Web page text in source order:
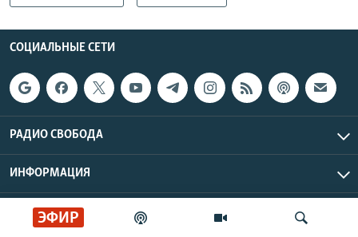
ЭФИР
СОЦИАЛЬНЫЕ СЕТИ
РАДИО СВОБОДА
ИНФОРМАЦИЯ
Радио Свобода © 2026 RFE/RL, Inc. | Все права защищены.